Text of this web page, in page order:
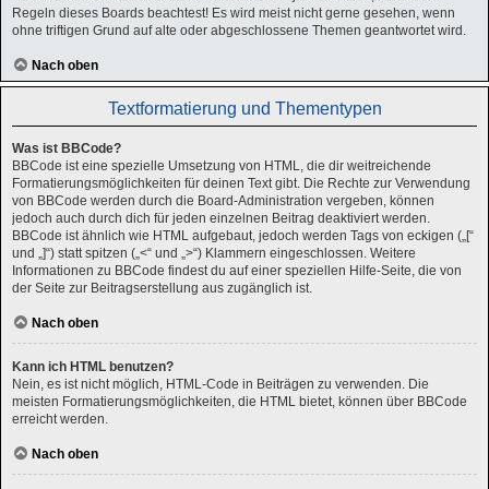
Regeln dieses Boards beachtest! Es wird meist nicht gerne gesehen, wenn
ohne triftigen Grund auf alte oder abgeschlossene Themen geantwortet wird.
Nach oben
Textformatierung und Thementypen
Was ist BBCode?
BBCode ist eine spezielle Umsetzung von HTML, die dir weitreichende
Formatierungsmöglichkeiten für deinen Text gibt. Die Rechte zur Verwendung
von BBCode werden durch die Board-Administration vergeben, können
jedoch auch durch dich für jeden einzelnen Beitrag deaktiviert werden.
BBCode ist ähnlich wie HTML aufgebaut, jedoch werden Tags von eckigen („[“
und „]“) statt spitzen („<“ und „>“) Klammern eingeschlossen. Weitere
Informationen zu BBCode findest du auf einer speziellen Hilfe-Seite, die von
der Seite zur Beitragserstellung aus zugänglich ist.
Nach oben
Kann ich HTML benutzen?
Nein, es ist nicht möglich, HTML-Code in Beiträgen zu verwenden. Die
meisten Formatierungsmöglichkeiten, die HTML bietet, können über BBCode
erreicht werden.
Nach oben